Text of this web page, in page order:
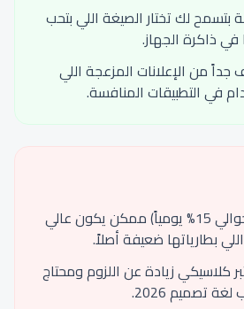
بتسمح لك تختار الصيغة اللي بتحب
ذاكرة الجهاز.
من الإعلانات المزعجة اللي
في التطبيقات المنافسة.
استهلاك البطارية (حوالي 15% يومياً) ممكن يكون عالي
بطارياتها ضعيفة أصلاً.
كلاسيكي زيادة عن اللزوم ومحتاج
تصميم 2026.